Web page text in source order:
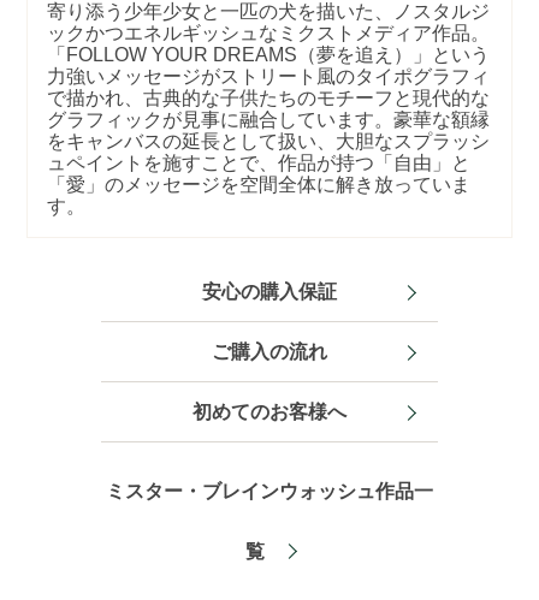
寄り添う少年少女と一匹の犬を描いた、ノスタルジ
ックかつエネルギッシュなミクストメディア作品。
「 FOLLOW YOUR DREAMS （夢を追え）」という
力強いメッセージがストリート風のタイポグラフィ
で描かれ、古典的な子供たちのモチーフと現代的な
グラフィックが見事に融合しています。豪華な額縁
をキャンバスの延長として扱い、大胆なスプラッシ
ュペイントを施すことで、作品が持つ「自由」と
「愛」のメッセージを空間全体に解き放っていま
す。
安心の購入保証
ご購入の流れ
初めてのお客様へ
ミスター・ブレインウォッシュ作品一
覧